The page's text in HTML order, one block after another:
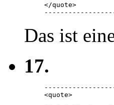
</quote>
Das ist
17.
<quote>